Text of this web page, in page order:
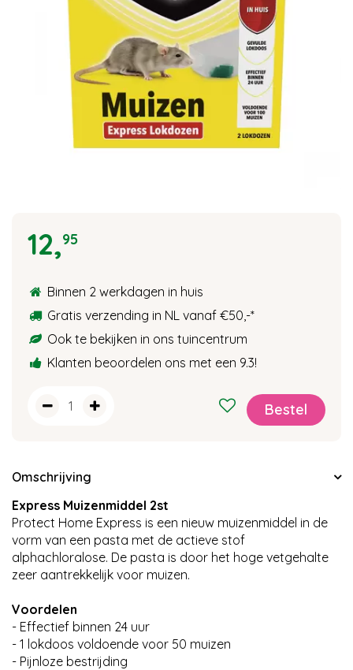
12,95
Binnen 2 werkdagen in huis
Gratis verzending in NL vanaf €50,-*
Ook te bekijken in ons tuincentrum
Klanten beoordelen ons met een 9.3!
Omschrijving
Express Muizenmiddel 2st
Protect Home Express is een nieuw muizenmiddel in de
vorm van een pasta met de actieve stof
alphachloralose. De pasta is door het hoge vetgehalte
zeer aantrekkelijk voor muizen.
Voordelen
- Effectief binnen 24 uur
- 1 lokdoos voldoende voor 50 muizen
- Pijnloze bestrijding